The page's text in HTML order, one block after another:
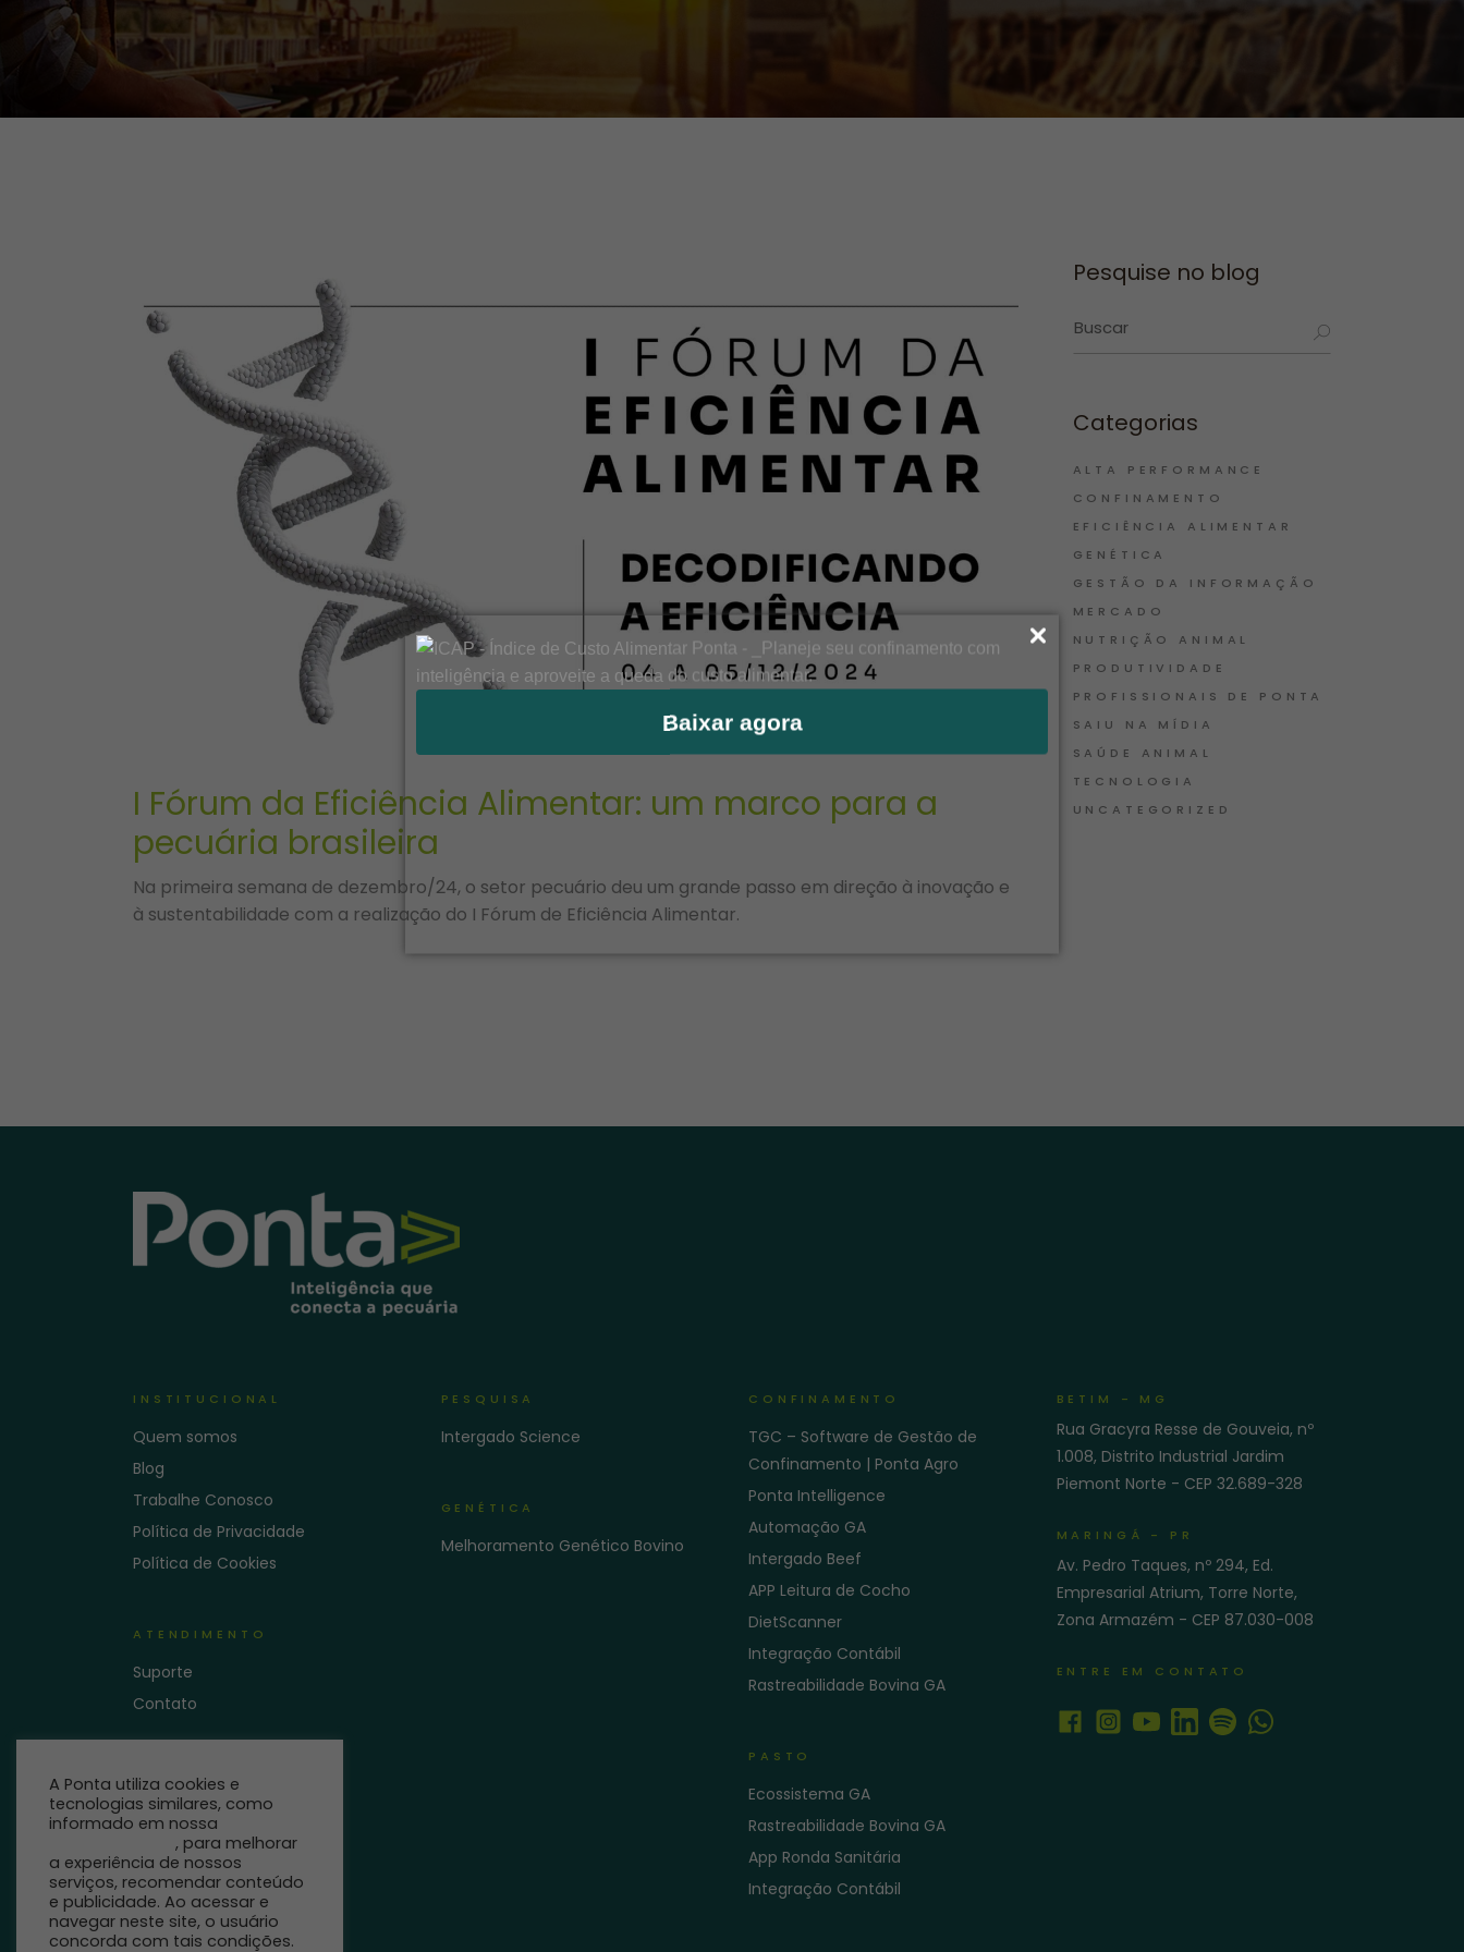
Baixar agora
I Fórum da Eficiência Alimentar: um marco para a
pecuária brasileira
Na primeira semana de dezembro/24, o setor pecuário deu um grande passo em direção à inovação e
à sustentabilidade com a realização do I Fórum de Eficiência Alimentar.
Pesquise no blog
Categorias
ALTA PERFORMANCE
CONFINAMENTO
EFICIÊNCIA ALIMENTAR
GENÉTICA
GESTÃO DA INFORMAÇÃO
MERCADO
NUTRIÇÃO ANIMAL
PRODUTIVIDADE
PROFISSIONAIS DE PONTA
SAIU NA MÍDIA
SAÚDE ANIMAL
TECNOLOGIA
UNCATEGORIZED
INSTITUCIONAL
Quem somos
Blog
Trabalhe Conosco
Política de Privacidade
Política de Cookies
ATENDIMENTO
Suporte
Contato
PESQUISA
Intergado Science
GENÉTICA
Melhoramento Genético Bovino
CONFINAMENTO
TGC – Software de Gestão de
Confinamento | Ponta Agro
Ponta Intelligence
Automação GA
Intergado Beef
APP Leitura de Cocho
DietScanner
Integração Contábil
Rastreabilidade Bovina GA
PASTO
Ecossistema GA
Rastreabilidade Bovina GA
App Ronda Sanitária
Integração Contábil
BETIM - MG
Rua Gracyra Resse de Gouveia, nº
1.008, Distrito Industrial Jardim
Piemont Norte - CEP 32.689-328
MARINGÁ - PR
Av. Pedro Taques, nº 294, Ed.
Empresarial Atrium, Torre Norte,
Zona Armazém - CEP 87.030-008
ENTRE EM CONTATO
A Ponta utiliza cookies e
tecnologias similares, como
informado em nossa
, para melhorar
a experiência de nossos
serviços, recomendar conteúdo
e publicidade. Ao acessar e
navegar neste site, o usuário
concorda com tais condições.